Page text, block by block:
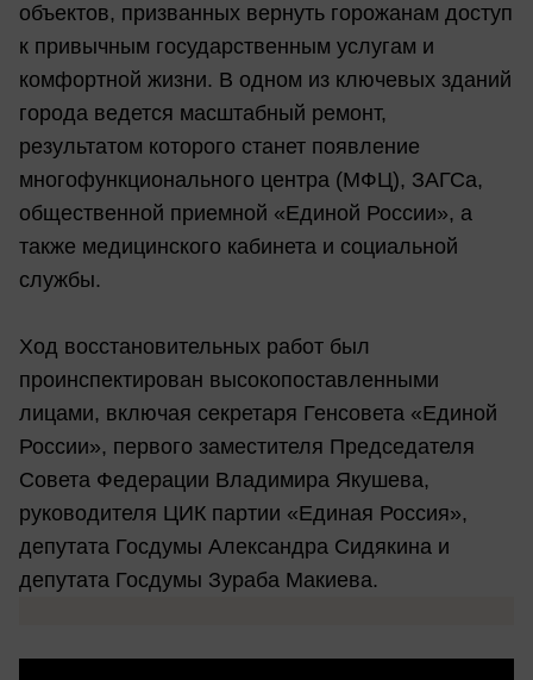
объектов, призванных вернуть горожанам доступ
к привычным государственным услугам и
комфортной жизни. В одном из ключевых зданий
города ведется масштабный ремонт,
результатом которого станет появление
многофункционального центра (МФЦ), ЗАГСа,
общественной приемной «Единой России», а
также медицинского кабинета и социальной
службы.
Ход восстановительных работ был
проинспектирован высокопоставленными
лицами, включая секретаря Генсовета «Единой
России», первого заместителя Председателя
Совета Федерации Владимира Якушева,
руководителя ЦИК партии «Единая Россия»,
депутата Госдумы Александра Сидякина и
депутата Госдумы Зураба Макиева.